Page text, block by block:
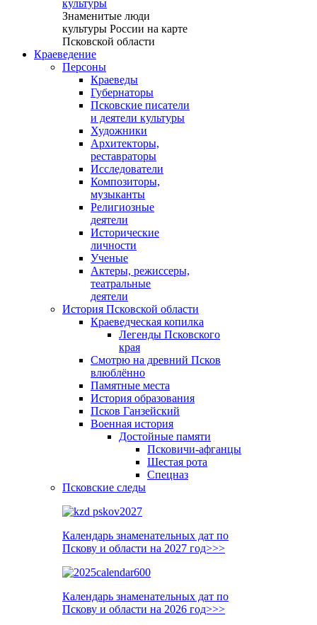
Знаменитые люди
культуры России на карте
Псковской области
Краеведение
Персоны
Краеведы
Губернаторы
Псковские писатели
и деятели культуры
Художники
Архитекторы,
реставраторы
Исследователи
Композиторы,
музыканты
Религиозные
деятели
Исторические
личности
Ученые
Актеры, режиссеры,
театральные
деятели
История Псковской области
Краеведческая копилка
Легенды Псковского
края
Смотрю на древний Псков
влюблённо
Памятные места
История образования
Псков Ганзейский
Военная история
Достойные памяти
Псковичи-афганцы
Шестая рота
Спецназ
Псковские следы
Календарь знаменательных дат по
Пскову и области на 2027 год>>>
Календарь знаменательных дат по
Пскову и области на 2026 год>>>